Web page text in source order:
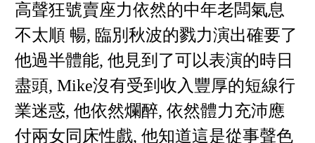
高聲狂號賣座力依然的中年老闆氣息
不太順 暢, 臨別秋波的戮力演出確要了
他過半體能, 他見到了可以表演的時日
盡頭, Mike沒有受到收入豐厚的短線行
業迷惑, 他依然爛醉, 依然體力充沛應
付兩女同床性戲, 他知道這是從事聲色